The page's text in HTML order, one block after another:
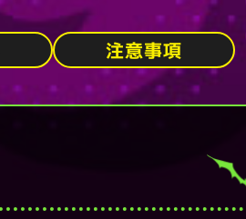
注意事項